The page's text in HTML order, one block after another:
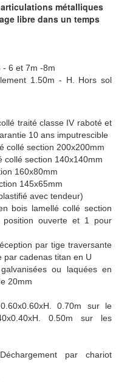
métalliques
libre dans un temps
- 6 et 7m -8m
1.50m - H. Hors sol
traité classe IV raboté et
10 ans imputrescible
collé section 200x200mm
collé section 140x140mm
160x80mm
145x65mm
avec tendeur)
bois lamellé collé section
ouverte et 1 pour
par tige traversante
par cadenas titan en U
ou laquées en
20mm
0.70m sur le
0.50m sur les
par chariot